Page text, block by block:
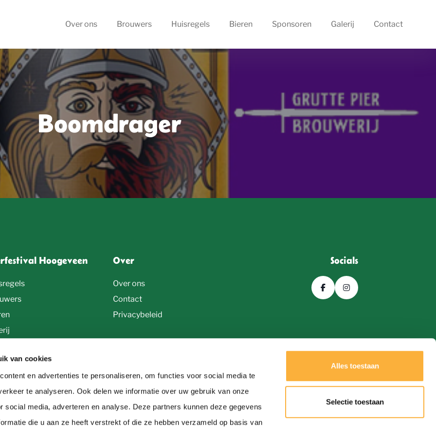
van cookies
en advertenties te personaliseren, om functies voor social media te
te analyseren. Ook delen we informatie over uw gebruik van onze
social media, adverteren en analyse. Deze partners kunnen deze gegevens
die u aan ze heeft verstrekt of die ze hebben verzameld op basis van
Alles toestaan
Selectie toestaan
Over ons
Brouwers Huisregels Bieren Sponsoren Galerij Contact
Boomdrager
Hoogeveen Over
Over ons
Contact
Privacybeleid
Socials